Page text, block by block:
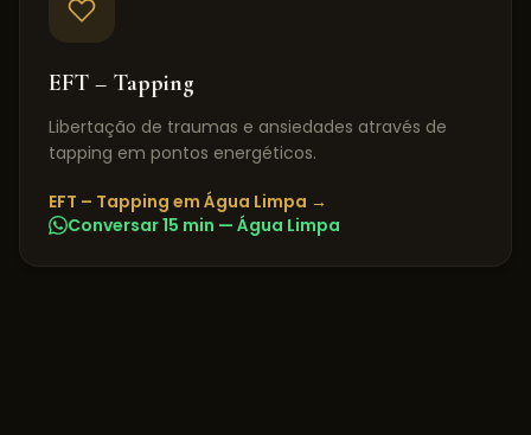
EFT – Tapping
Libertação de traumas e ansiedades através de
tapping em pontos energéticos.
EFT – Tapping em Água Limpa →
Conversar 15 min — Água Limpa